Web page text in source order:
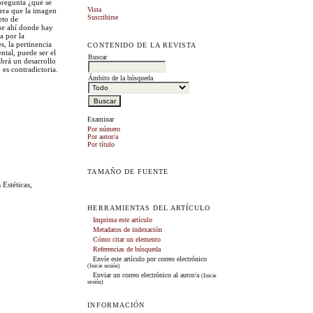
Vista
Suscribirse
CONTENIDO DE LA REVISTA
Buscar
Ámbito de la búsqueda
Examinar
Por número
Por autor/a
Por título
TAMAÑO DE FUENTE
HERRAMIENTAS DEL ARTÍCULO
Imprima este artículo
Metadatos de indexación
Cómo citar un elemento
Referencias de búsqueda
Envíe este artículo por correo electrónico
(Inicie sesión)
Enviar un correo electrónico al autor/a(Inicie
sesión)
INFORMACIÓN
¿qué se
que la imagen
de
ahí donde hay
por la
la pertinencia
puede ser el
un desarrollo
contradictoria.